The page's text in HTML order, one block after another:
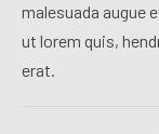
malesuada augue
ut lorem quis,
erat.